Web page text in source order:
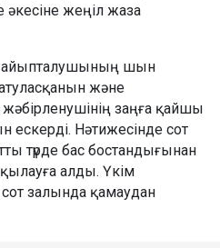
жеңіл жаза
айыпталушының шын
және
заңға қайшы
ескерді. Нәтижесінде сот
түрде бас бостандығынан
алды. Үкім
залында қамаудан